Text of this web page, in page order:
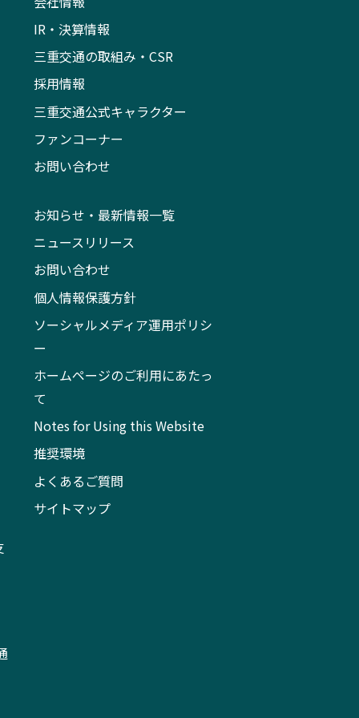
IR・決算情報
三重交通の取組み・CSR
採用情報
三重交通公式キャラクター
ファンコーナー
お問い合わせ
お知らせ・最新情報一覧
ニュースリリース
お問い合わせ
個人情報保護方針
ソーシャルメディア運用ポリシ
ー
ホームページのご利用にあたっ
て
Notes for Using this Website
推奨環境
よくあるご質問
サイトマップ